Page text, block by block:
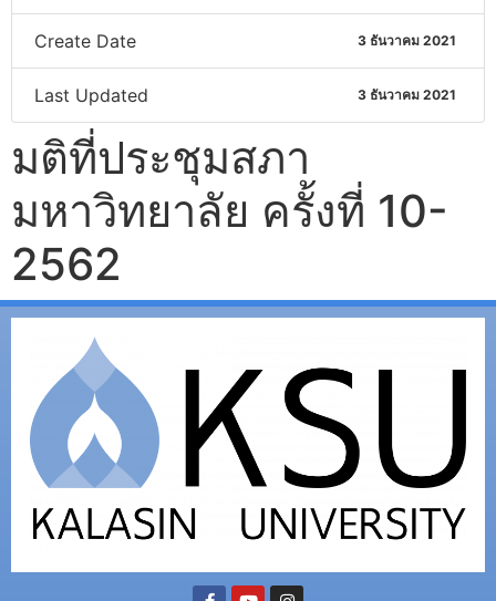
Create Date 3 ธันวาคม 2021
Last Updated 3 ธันวาคม 2021
มติที่ประชุมสภา
มหาวิทยาลัย ครั้งที่ 10-
2562